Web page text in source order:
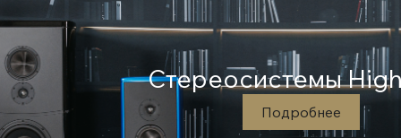
Стереосистемы
Подробнее